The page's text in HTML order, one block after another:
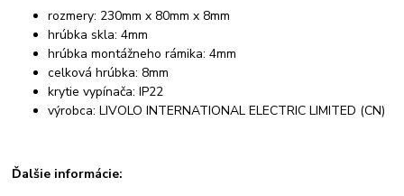
rozmery: 230mm x 80mm x 8mm
hrúbka skla: 4mm
hrúbka montážneho rámika: 4mm
celková hrúbka: 8mm
krytie vypínača: IP22
výrobca: LIVOLO INTERNATIONAL ELECTRIC LIMITED (CN)
Ďalšie informácie: